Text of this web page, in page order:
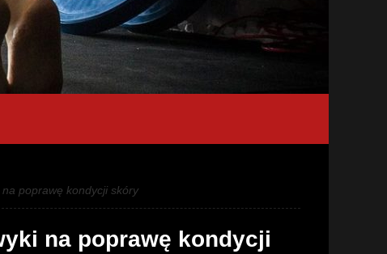
poprawę kondycji skóry
na poprawę kondycji